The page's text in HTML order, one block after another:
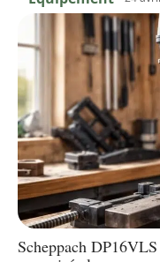
Scheppach